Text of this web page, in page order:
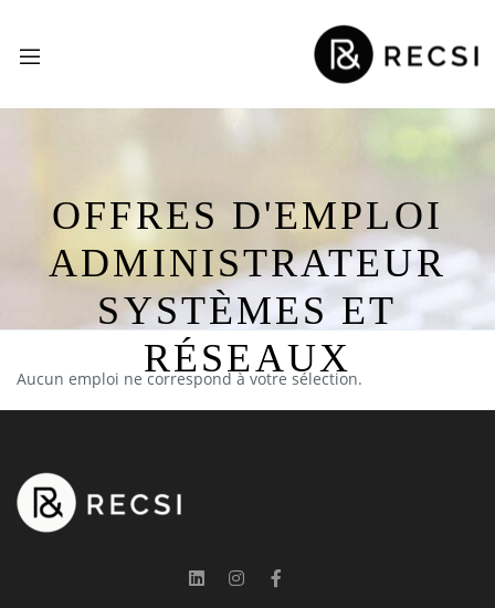
OFFRES D'EMPLOI
ADMINISTRATEUR
SYSTÈMES ET
RÉSEAUX
Aucun emploi ne correspond à votre sélection.